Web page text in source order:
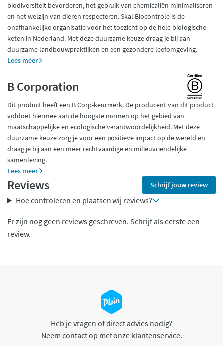
biodiversiteit bevorderen, het gebruik van chemicaliën minimaliseren
en het welzijn van dieren respecteren. Skal Biocontrole is de
onafhankelijke organisatie voor het toezicht op de hele biologische
keten in Nederland. Met deze duurzame keuze draag je bij aan
duurzame landbouwpraktijken en een gezondere leefomgeving.
Lees meer
B Corporation
Dit product heeft een B Corp-keurmerk. De producent van dit product
voldoet hiermee aan de hoogste normen op het gebied van
maatschappelijke en ecologische verantwoordelijkheid. Met deze
duurzame keuze zorg je voor een positieve impact op de wereld en
draag je bij aan een meer rechtvaardige en milieuvriendelijke
samenleving.
Lees meer
Reviews Schrijf jouw review
Hoe controleren en plaatsen wij reviews?
Er zijn nog geen reviews geschreven. Schrijf als eerste een
review.
Heb je vragen of direct advies nodig?
Neem contact op met onze klantenservice.